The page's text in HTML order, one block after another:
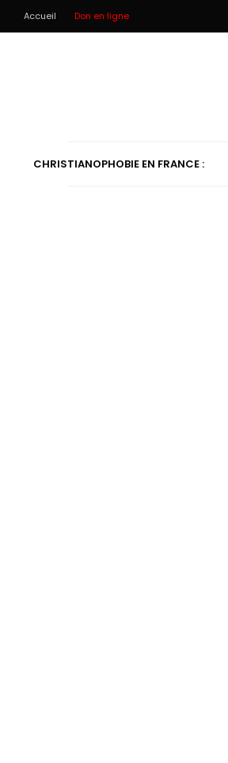
Accueil Don en ligne
CHRISTIANOPHOBIE EN FRANCE :